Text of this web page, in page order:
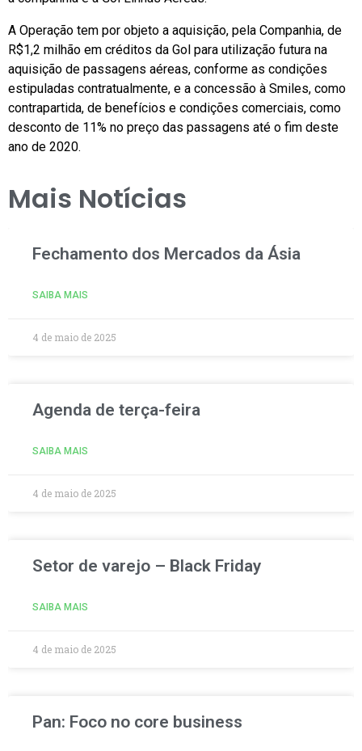
A Operação tem por objeto a aquisição, pela Companhia, de
R$1,2 milhão em créditos da Gol para utilização futura na
aquisição de passagens aéreas, conforme as condições
estipuladas contratualmente, e a concessão à Smiles, como
contrapartida, de benefícios e condições comerciais, como
desconto de 11% no preço das passagens até o fim deste
ano de 2020.
Mais Notícias
Fechamento dos Mercados da Ásia
SAIBA MAIS
4 de maio de 2025
Agenda de terça-feira
SAIBA MAIS
4 de maio de 2025
Setor de varejo – Black Friday
SAIBA MAIS
4 de maio de 2025
Pan: Foco no core business